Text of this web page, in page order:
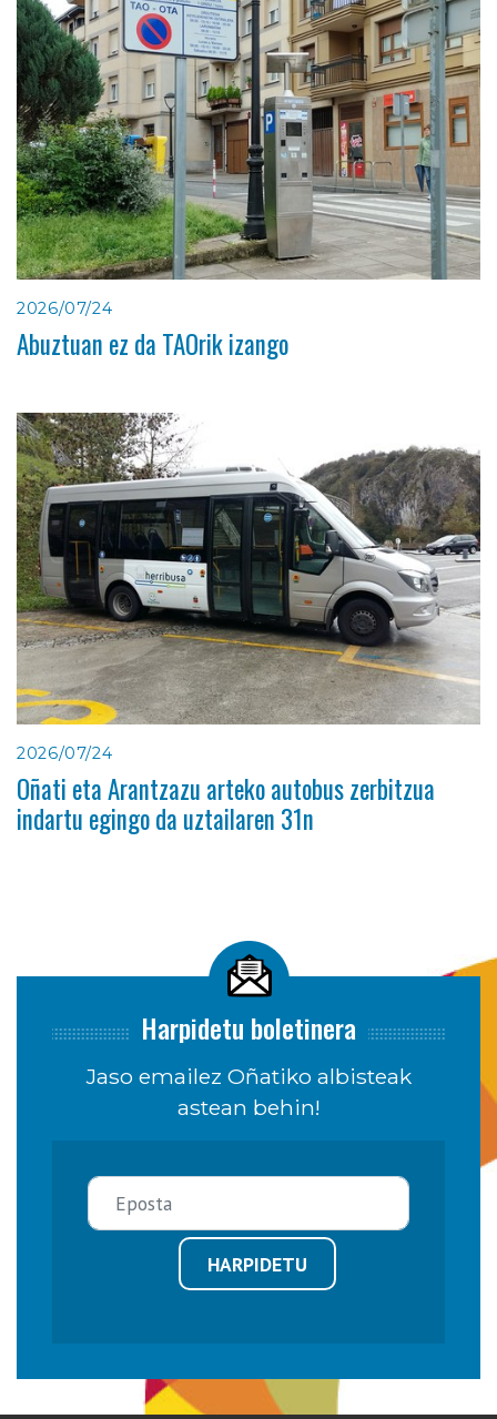
2026/07/24
Abuztuan ez da TAOrik izango
2026/07/24
Oñati eta Arantzazu arteko autobus zerbitzua
indartu egingo da uztailaren 31n
Harpidetu boletinera
Jaso emailez Oñatiko albisteak
astean behin!
HARPIDETU